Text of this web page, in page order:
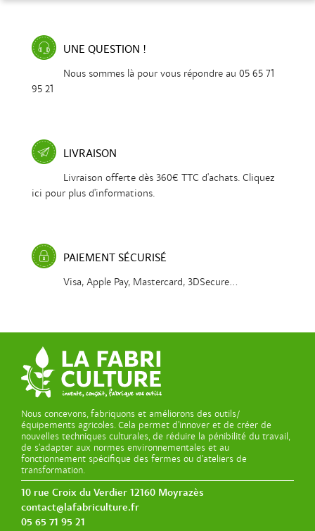
Nous sommes là pour vous répondre au 05 65 71
95 21
Livraison offerte dès 360€ TTC d'achats. Cliquez
ici pour plus d'informations.
Visa, Apple Pay, Mastercard, 3DSecure...
Nous concevons, fabriquons et améliorons des outils/
équipements agricoles. Cela permet d’innover et de créer de
nouvelles techniques culturales, de réduire la pénibilité du travail,
de s’adapter aux normes environnementales et au
fonctionnement spécifique des fermes ou d’ateliers de
transformation.
10 rue Croix du Verdier 12160 Moyrazès
contact@lafabriculture.fr
05 65 71 95 21